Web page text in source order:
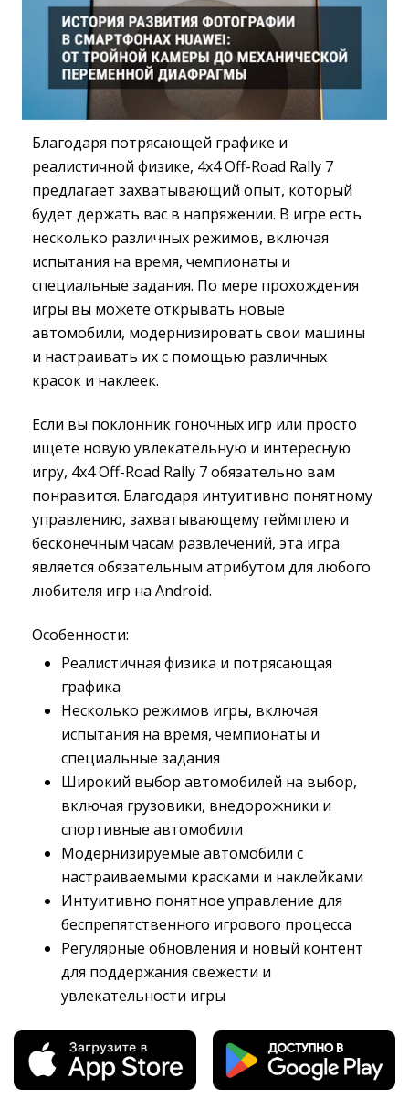
Благодаря потрясающей графике и
реалистичной физике, 4x4 Off-Road Rally 7
предлагает захватывающий опыт, который
будет держать вас в напряжении. В игре есть
несколько различных режимов, включая
испытания на время, чемпионаты и
специальные задания. По мере прохождения
игры вы можете открывать новые
автомобили, модернизировать свои машины
и настраивать их с помощью различных
красок и наклеек.
Если вы поклонник гоночных игр или просто
ищете новую увлекательную и интересную
игру, 4x4 Off-Road Rally 7 обязательно вам
понравится. Благодаря интуитивно понятному
управлению, захватывающему геймплею и
бесконечным часам развлечений, эта игра
является обязательным атрибутом для любого
любителя игр на Android.
Особенности:
Реалистичная физика и потрясающая
графика
Несколько режимов игры, включая
испытания на время, чемпионаты и
специальные задания
Широкий выбор автомобилей на выбор,
включая грузовики, внедорожники и
спортивные автомобили
Модернизируемые автомобили с
настраиваемыми красками и наклейками
Интуитивно понятное управление для
беспрепятственного игрового процесса
Регулярные обновления и новый контент
для поддержания свежести и
увлекательности игры